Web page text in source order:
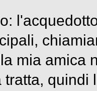
mia amica
tratta, quindi